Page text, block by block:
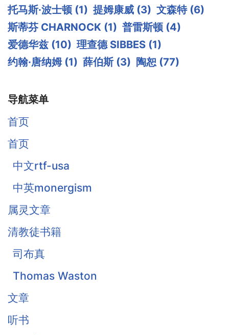
托马斯·波士顿 (1) 提姆康威 (3) 文森特 (6)
斯蒂芬 CHARNOCK (1) 普雷斯顿 (4)
爱德华兹 (10) 理查德 SIBBES (1)
约翰·唐纳姆 (1) 薛伯斯 (3) 陶恕 (77)
导航菜单
首页
首页
中文rtf-usa
中英monergism
属灵文章
清教徒书籍
司布真
Thomas Waston
文章
听书